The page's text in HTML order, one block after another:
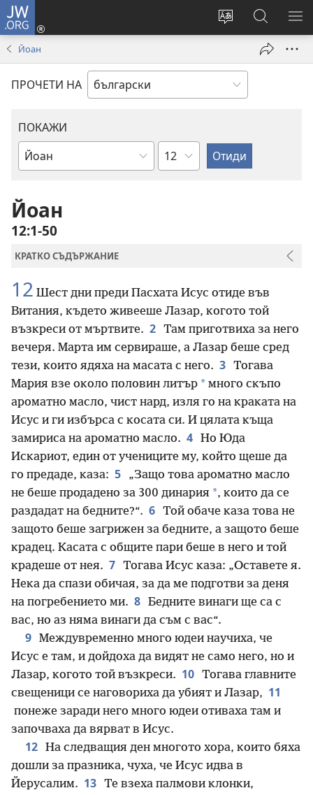
JW.ORG
Смени
сайта
Влез
(отваря
прозорец)
Търсене
в
JW.ORG
Йоан
ПРОЧЕТИ НА
ПОКАЖИ
Библейска
Глава
Йоан
12:1-50
КРАТКО СЪДЪРЖАНИЕ
12 Шест дни преди Пасхата Исус отиде във
Витания, където живееше Лазар, когото той
възкреси от мъртвите. 2 Там приготвиха за него
вечеря. Марта им сервираше, а Лазар беше сред
тези, които ядяха на масата с него. 3 Тогава
Мария взе около половин литър * много скъпо
ароматно масло, чист нард, изля го на краката на
Исус и ги избърса с косата си. И цялата къща
замириса на ароматно масло. 4 Но Юда
Искариот, един от учениците му, който щеше да
го предаде, каза: 5
„Защо това ароматно масло
не беше продадено за 300 динария *, които да се
раздадат на бедните?“. 6 Той обаче каза това не
защото беше загрижен за бедните, а защото беше
крадец. Касата с общите пари беше в него и той
крадеше от нея. 7 Тогава Исус каза: „Оставете я.
Нека да спази обичая, за да ме подготви за деня
на погребението ми. 8 Бедните винаги ще са с
вас, но аз няма винаги да съм с вас“.
9 Междувременно много юдеи научиха, че
Исус е там, и дойдоха да видят не само него, но и
Лазар, когото той възкреси. 10 Тогава главните
свещеници се наговориха да убият и Лазар, 11
понеже заради него много юдеи отиваха там и
започваха да вярват в Исус.
12 На следващия ден многото хора, които бяха
дошли за празника, чуха, че Исус идва в
Йерусалим. 13 Те взеха палмови клонки,